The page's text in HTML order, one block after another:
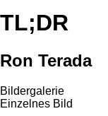
TL;DR
Ron Terada
Bildergalerie
Einzelnes Bild